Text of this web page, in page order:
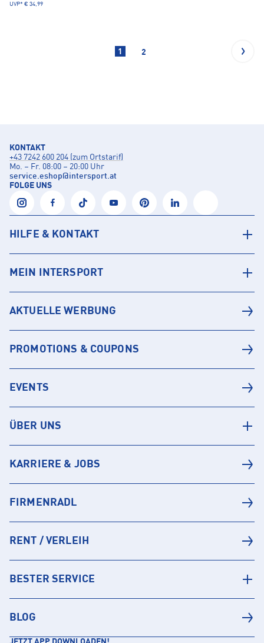
UVP* € 34,99
1 2
KONTAKT
+43 7242 600 204 (zum Ortstarif)
Mo. – Fr. 08:00 – 20:00 Uhr
service.eshop@intersport.at
FOLGE UNS
HILFE & KONTAKT
MEIN INTERSPORT
AKTUELLE WERBUNG
PROMOTIONS & COUPONS
EVENTS
ÜBER UNS
KARRIERE & JOBS
FIRMENRADL
RENT / VERLEIH
BESTER SERVICE
BLOG